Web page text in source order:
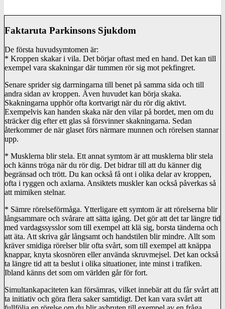
Faktaruta Parkinsons Sjukdom
De första huvudsymtomen är:
* Kroppen skakar i vila. Det börjar oftast med en hand. Det kan till
exempel vara skakningar där tummen rör sig mot pekfingret.
Senare sprider sig darrningarna till benet på samma sida och till
andra sidan av kroppen. Även huvudet kan börja skaka.
Skakningarna upphör ofta kortvarigt när du rör dig aktivt.
Exempelvis kan handen skaka när den vilar på bordet, men om du
sträcker dig efter ett glas så försvinner skakningarna. Sedan
återkommer de när glaset förs närmare munnen och rörelsen stannar
upp.
* Musklerna blir stela. Ett annat symtom är att musklerna blir stela
och känns tröga när du rör dig. Det bidrar till att du känner dig
begränsad och trött. Du kan också få ont i olika delar av kroppen,
ofta i ryggen och axlarna. Ansiktets muskler kan också påverkas så
att mimiken stelnar.
* Sämre rörelseförmåga. Ytterligare ett symtom är att rörelserna blir
långsammare och svårare att sätta igång. Det gör att det tar längre tid
med vardagssysslor som till exempel att klä sig, borsta tänderna och
att äta. Att skriva går långsamt och handstilen blir mindre. Allt som
kräver smidiga rörelser blir ofta svårt, som till exempel att knäppa
knappar, knyta skosnören eller använda skruvmejsel. Det kan också
ta längre tid att ta beslut i olika situationer, inte minst i trafiken.
Ibland känns det som om världen går för fort.
Simultankapaciteten kan försämras, vilket innebär att du får svårt att
ta initiativ och göra flera saker samtidigt. Det kan vara svårt att